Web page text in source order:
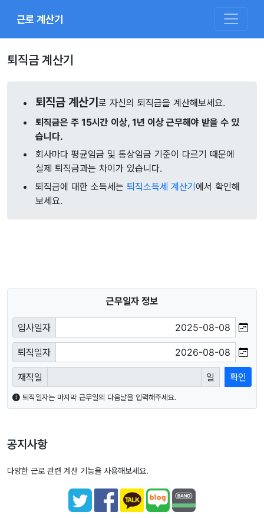
근로 계산기
퇴직금 계산기
퇴직금 계산기 로 자신의 퇴직금을 계산해보세요.
퇴직금은 주 15시간 이상, 1년 이상 근무해야 받을 수 있
습니다.
회사마다 평균임금 및 통상임금 기준이 다르기 때문에
실제 퇴직금과는 차이가 있습니다.
퇴직금에 대한 소득세는 퇴직소득세 계산기에서 확인해
보세요.
근무일자 정보
입사일자
퇴직일자
재직일 일 확인
퇴직일자는 마지막 근무일의 다음날을 입력해주세요.
공지사항
다양한 근로 관련 계산 기능을 사용해보세요.